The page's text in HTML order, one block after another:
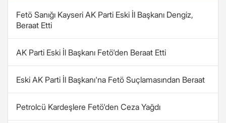
Fetö Sanığı Kayseri AK Parti Eski İl Başkanı Dengiz,
Beraat Etti
AK Parti Eski İl Başkanı Fetö'den Beraat Etti
Eski AK Parti İl Başkanı'na Fetö Suçlamasından Beraat
Petrolcü Kardeşlere Fetö'den Ceza Yağdı